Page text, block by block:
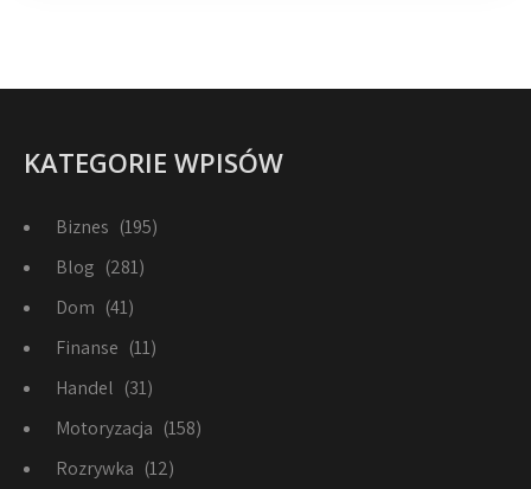
KATEGORIE WPISÓW
Biznes (195)
Blog (281)
Dom (41)
Finanse (11)
Handel (31)
Motoryzacja (158)
Rozrywka (12)